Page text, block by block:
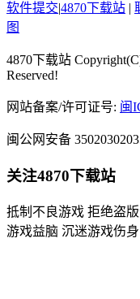
软件提交|4870下载站 |
图
4870下载站
Reserved!
网站备案/许可证号: 闽
闽公网安备
关注4870下载站
抵制不良游戏 拒绝盗
游戏益脑 沉迷游戏伤